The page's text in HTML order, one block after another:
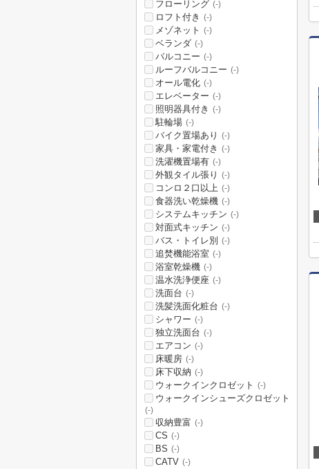
フローリング (-)
ロフト付き (-)
メゾネット (-)
ベランダ (-)
バルコニー (-)
ルーフバルコニー (-)
オール電化 (-)
エレベーター (-)
照明器具付き (-)
駐輪場 (-)
バイク置場あり (-)
家具・家電付き (-)
洗濯機置場有 (-)
外観タイル張り (-)
コンロ２口以上 (-)
食器洗い乾燥機 (-)
システムキッチン (-)
対面式キッチン (-)
バス・トイレ別 (-)
追焚機能浴室 (-)
浴室乾燥機 (-)
温水洗浄便座 (-)
洗面台 (-)
洗髪洗面化粧台 (-)
シャワー (-)
独立洗面台 (-)
エアコン (-)
床暖房 (-)
床下収納 (-)
ウォークインクロゼット (-)
ウォークインシューズクロゼット
(-)
収納豊富 (-)
CS (-)
BS (-)
CATV (-)